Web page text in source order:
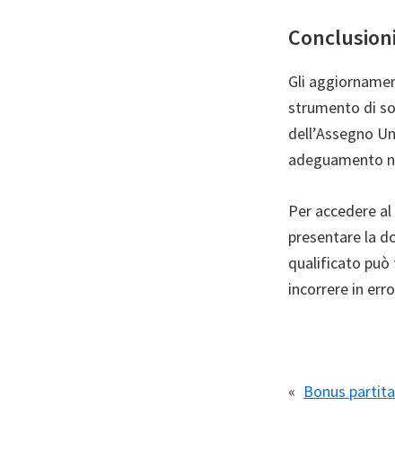
Conclusioni
Gli
strumento di
dell’Assegno
adeguamento
Per accedere
presentare la
qualificato può
incorrere in
« Bonus